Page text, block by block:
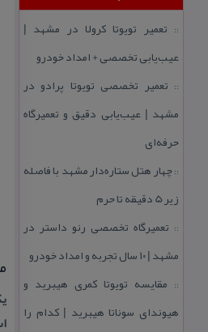
:: تعمیر تویوتا كرولا در مشهد |
عیب‌یابی تخصصی + امداد خودرو
:: تعمیر تخصصی تویوتا پرادو در
مشهد | عیب‌یابی دقیق و تعمیرگاه
حرفه‌ای
::چهار هتل‌ ستاره‌دار مشهد با فاصله
زیر 5 دقیقه تا حرم
:: تعمیرگاه تخصصی رنو داستر در
مشهد | ۱۰ سال تجربه و امداد خودرو
:: مقایسه تویوتا كمری هیبرید و
هیوندای سوناتا هیبرید | كدام را